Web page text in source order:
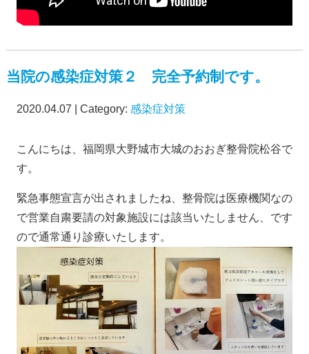
当院の感染症対策２ 完全予約制です。
2020.04.07 | Category: 感染症対策
こんにちは、福岡県大野城市大城のおおぎ整骨院松谷で
す。
緊急事態宣言が出されましたね、整骨院は医療機関なの
で営業自粛要請の対象施設には該当いたしません、です
ので通常通り診療いたします。